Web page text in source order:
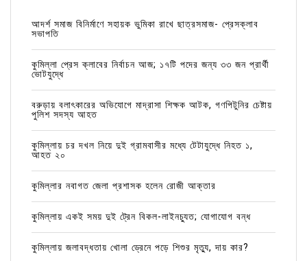
আদর্শ সমাজ বিনির্মাণে সহায়ক ভুমিকা রাখে ছাত্রসমাজ- প্রেসক্লাব
সভাপতি
কুমিল্লা প্রেস ক্লাবের নির্বাচন আজ; ১৭টি পদের জন্য ৩৩ জন প্রার্থী
ভোটযুদ্ধে
বরুড়ায় বলাৎকারের অভিযোগে মাদ্রাসা শিক্ষক আটক, গণপিটুনির চেষ্টায়
পুলিশ সদস্য আহত
কুমিল্লায় চর দখল নিয়ে দুই গ্রামবাসীর মধ্যে টেটাযুদ্ধে নিহত ১,
আহত ২০
কুমিল্লার নবাগত জেলা প্রশাসক হলেন রোজী আক্তার
কুমিল্লায় একই সময় দুই ট্রেন বিকল-লাইনচ্যুত; যোগাযোগ বন্ধ
কুমিল্লায় জলাবদ্ধতায় খোলা ড্রেনে পড়ে শিশুর মৃত্যু, দায় কার?